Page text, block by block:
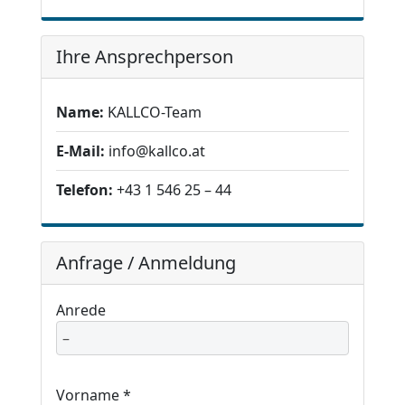
Ihre Ansprechperson
Name: KALLCO-Team
E-Mail: info@kallco.at
Telefon: +43 1 546 25 – 44
Anfrage / Anmeldung
Anrede
Vorname *